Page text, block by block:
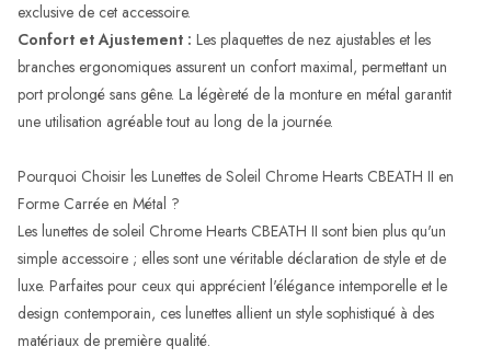
exclusive de cet accessoire.
Confort et Ajustement : Les plaquettes de nez ajustables et les
branches ergonomiques assurent un confort maximal, permettant un
port prolongé sans gêne. La légèreté de la monture en métal garantit
une utilisation agréable tout au long de la journée.
Pourquoi Choisir les Lunettes de Soleil Chrome Hearts CBEATH II en
Forme Carrée en Métal ?
Les lunettes de soleil Chrome Hearts CBEATH II sont bien plus qu'un
simple accessoire ; elles sont une véritable déclaration de style et de
luxe. Parfaites pour ceux qui apprécient l'élégance intemporelle et le
design contemporain, ces lunettes allient un style sophistiqué à des
matériaux de première qualité.